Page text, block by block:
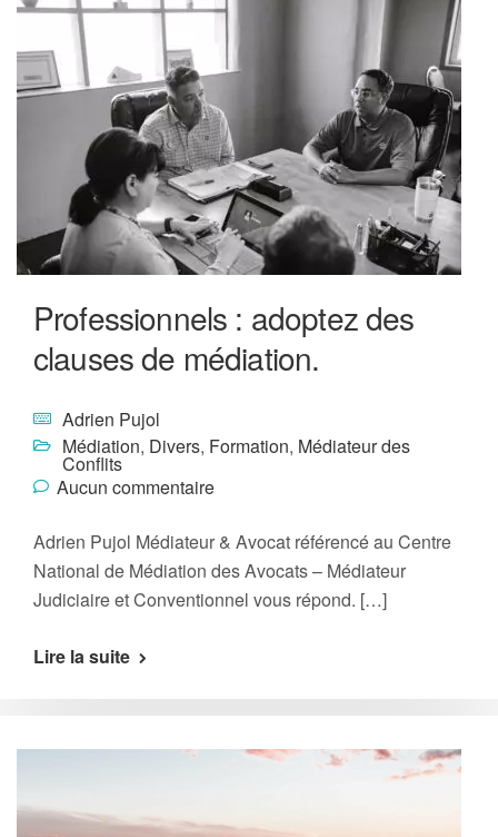
Professionnels : adoptez des
clauses de médiation.
Adrien Pujol
Médiation, Divers, Formation, Médiateur des
Conflits
Aucun commentaire
Adrien Pujol Médiateur & Avocat référencé au Centre
National de Médiation des Avocats – Médiateur
Judiciaire et Conventionnel vous répond. […]
Lire la suite